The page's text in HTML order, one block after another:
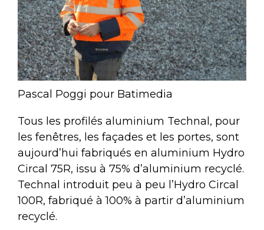
Pascal Poggi pour Batimedia
Tous les profilés aluminium Technal, pour
les fenêtres, les façades et les portes, sont
aujourd’hui fabriqués en aluminium Hydro
Circal 75R, issu à 75% d’aluminium recyclé.
Technal introduit peu à peu l’Hydro Circal
100R, fabriqué à 100% à partir d’aluminium
recyclé.